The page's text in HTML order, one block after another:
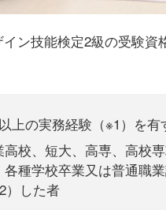
イン技能検定2級の受験資
上の実務経験（※1）を有
高校、短大、高専、高校
各種学校卒業又は普通職
）した者